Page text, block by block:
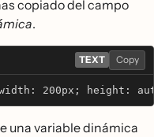
copiado del campo
.
TEXT Copy
200px; height:
una variable dinámica